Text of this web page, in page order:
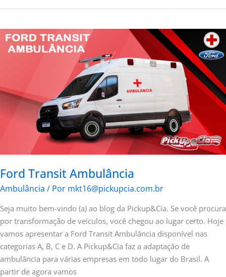
Ford Transit Ambulância
Ambulância / Por mkt16@pickupcia.com.br
Seja muito bem-vindo (a) ao blog da Pickup&Cia. Se você procura
por transformação de veículos, você chegou ao lugar certo. Hoje
vamos apresentar a Ford Transit Ambulância disponível nas
categorias A, B, C e D. A Pickup&Cia faz a adaptação de
ambulância para várias empresas em todo lugar do Brasil. A
partir de agora vamos
Ford
Transit
Ambulância